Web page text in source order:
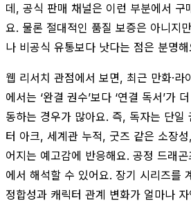
데, 공식 판매 채널은 이런 부분에서 구
요. 물론 절대적인 품질 보증은 아니지
나 비공식 유통보다 낫다는 점은 분명해
웹 리서치 관점에서 보면, 최근 만화·라
에서는 ‘완결 권수’보다 ‘연결 독서’가
동하는 경우가 많아요. 즉, 독자는 단일
터 아크, 세계관 누적, 굿즈 같은 소장
어지는 예고감에 반응해요. 공정 드래
에서 해석할 수 있어요. 장기 시리즈를
정합성과 캐릭터 관계 변화가 얼마나